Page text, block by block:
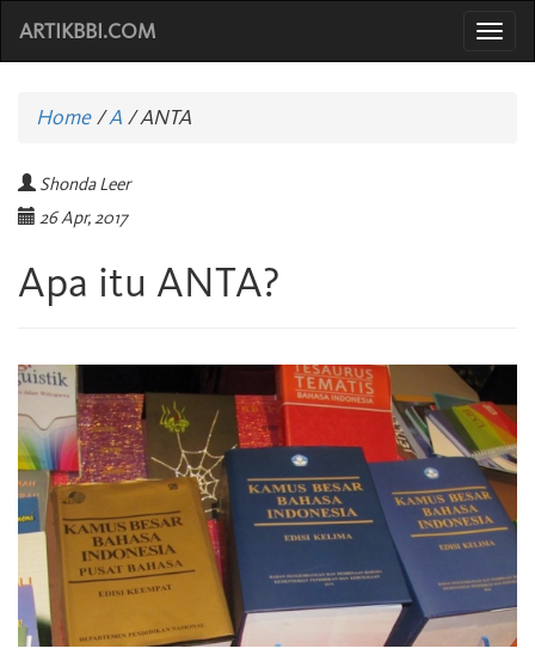
ARTIKBBI.COM
Home/A /ANTA
Shonda Leer
26 Apr, 2017
Apa itu ANTA?